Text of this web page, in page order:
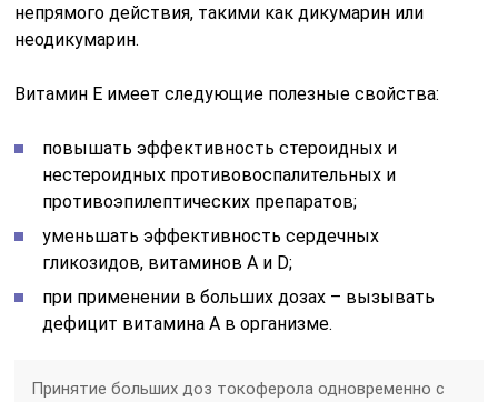
непрямого действия, такими как дикумарин или
неодикумарин.
Витамин Е имеет следующие полезные свойства:
повышать эффективность стероидных и
нестероидных противовоспалительных и
противоэпилептических препаратов;
уменьшать эффективность сердечных
гликозидов, витаминов А и D;
при применении в больших дозах – вызывать
дефицит витамина А в организме.
Принятие больших доз токоферола одновременно с